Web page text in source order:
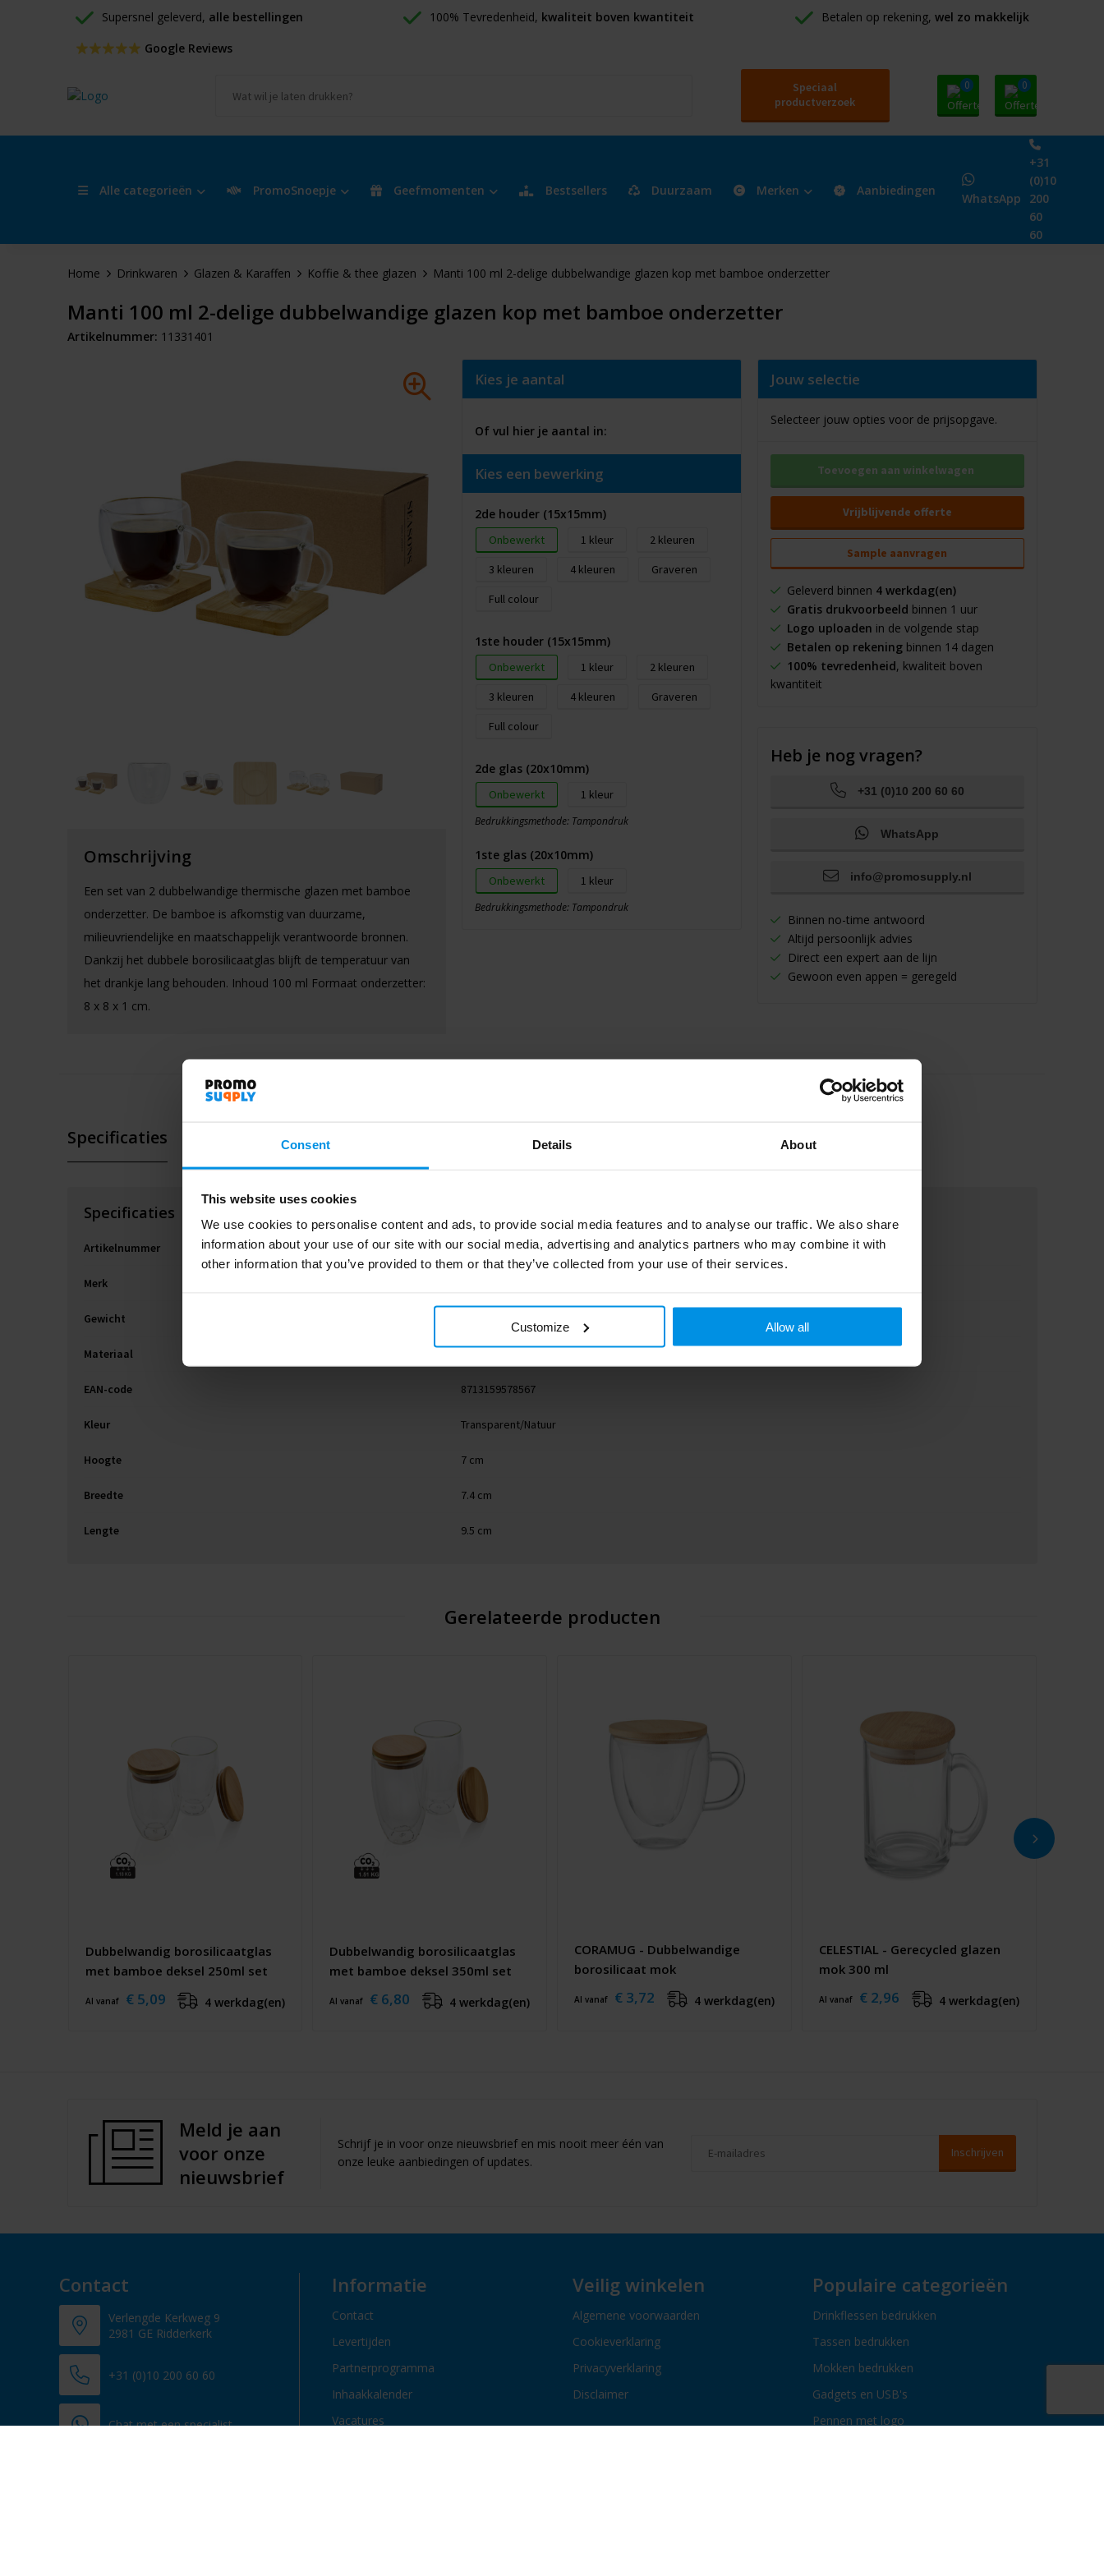
Consent Details About
This website uses cookies
We use cookies to personalise content and ads, to provide social media features and to analyse our traffic. We also share
information about your use of our site with our social media, advertising and analytics partners who may combine it with
other information that you’ve provided to them or that they’ve collected from your use of their services.
Customize Allow all
Supersnel geleverd, alle bestellingen 100% Tevredenheid, kwaliteit boven kwantiteit Betalen op rekening, wel zo makkelijk
Google Reviews
Speciaal
productverzoek
0 0
Alle categorieën PromoSnoepje Geefmomenten Bestsellers Duurzaam Merken Aanbiedingen
WhatsApp
+31
(0)10
200
60
60
Home Drinkwaren Glazen & Karaffen Koffie & thee glazen Manti 100 ml 2-delige dubbelwandige glazen kop met bamboe onderzetter
Manti 100 ml 2-delige dubbelwandige glazen kop met bamboe onderzetter
Artikelnummer: 11331401
Omschrijving
Een set van 2 dubbelwandige thermische glazen met bamboe
onderzetter. De bamboe is afkomstig van duurzame,
milieuvriendelijke en maatschappelijk verantwoorde bronnen.
Dankzij het dubbele borosilicaatglas blijft de temperatuur van
het drankje lang behouden. Inhoud 100 ml Formaat onderzetter:
8 x 8 x 1 cm.
Kies je aantal
Of vul hier je aantal in:
Kies een bewerking
2de houder (15x15mm)
Onbewerkt 1
2
3
4
Graveren
Full colour
1ste houder (15x15mm)
Onbewerkt 1
2
3
4
Graveren
Full colour
2de glas (20x10mm)
Onbewerkt 1
Bedrukkingsmethode: Tampondruk
1ste glas (20x10mm)
Onbewerkt 1
Bedrukkingsmethode: Tampondruk
Jouw selectie
Selecteer jouw opties voor de prijsopgave.
Toevoegen aan winkelwagen
Vrijblijvende offerte
Sample aanvragen
Geleverd binnen 4 werkdag(en)
Gratis drukvoorbeeld binnen 1 uur
Logo uploaden in de volgende stap
Betalen op rekeningbinnen 14 dagen
100% tevredenheid, kwaliteit boven
kwantiteit
Heb je nog vragen?
+31 (0)10 200 60 60
WhatsApp
info@promosupply.nl
Binnen no-time antwoord
Altijd persoonlijk advies
Direct een expert aan de lijn
Gewoon even appen = geregeld
Specificaties
Specificaties
Artikelnummer 11331401
Merk
Gewicht
Materiaal
EAN-code 8713159578567
Kleur Transparent/Natuur
Hoogte 7 cm
Breedte 7.4 cm
Lengte 9.5 cm
Gerelateerde producten
Dubbelwandig borosilicaatglas
met bamboe deksel 250ml set
Al vanaf € 5,09 4 werkdag(en)
Dubbelwandig borosilicaatglas
met bamboe deksel 350ml set
Al vanaf € 6,80 4 werkdag(en)
CORAMUG - Dubbelwandige
borosilicaat mok
Al vanaf € 3,72 4 werkdag(en)
CELESTIAL - Gerecycled glazen
mok 300 ml
Al vanaf € 2,96 4 werkdag(en)
Meld je aan
voor onze
nieuwsbrief
Schrijf je in voor onze nieuwsbrief en mis nooit meer één van
onze leuke aanbiedingen of updates.
Contact
Verlengde Kerkweg 9
2981 GE Ridderkerk
+31 (0)10 200 60 60
Chat met een specialist
Informatie
Contact
Levertijden
Partnerprogramma
Inhaakkalender
Vacatures
Veilig winkelen
Algemene voorwaarden
Cookieverklaring
Privacyverklaring
Disclaimer
Populaire categorieën
Drinkflessen bedrukken
Tassen bedrukken
Mokken bedrukken
Gadgets en USB's
Pennen met logo